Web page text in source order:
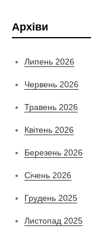
Архіви
Липень 2026
Червень 2026
Травень 2026
Квітень 2026
Березень 2026
Січень 2026
Грудень 2025
Листопад 2025